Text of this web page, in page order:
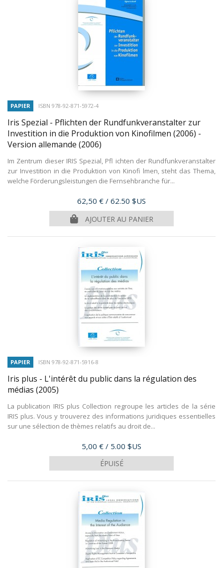
PAPIER ISBN 978-92-871-5972-4
Iris Spezial - Pflichten der Rundfunkveranstalter zur
Investition in die Produktion von Kinofilmen (2006) -
Version allemande (2006)
Im Zentrum dieser IRIS Spezial, Pfl ichten der Rundfunkveranstalter
zur Investition in die Produktion von Kinofi lmen, steht das Thema,
welche Förderungsleistungen die Fernsehbranche für...
Prix
62,50 € / 62.50 $US
AJOUTER AU PANIER
PAPIER ISBN 978-92-871-5916-8
Iris plus - L'intérêt du public dans la régulation des
médias (2005)
La publication IRIS plus Collection regroupe les articles de la série
IRIS plus. Vous y trouverez des informations juridiques essentielles
sur une sélection de thèmes relatifs au droit de...
Prix
5,00 € / 5.00 $US
ÉPUISÉ